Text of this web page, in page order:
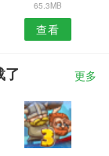
65.3MB
查看
了 更多